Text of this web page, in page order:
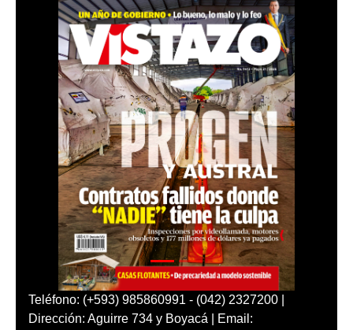
Teléfono: (+593) 985860991 - (042) 2327200 |
Dirección: Aguirre 734 y Boyacá | Email: